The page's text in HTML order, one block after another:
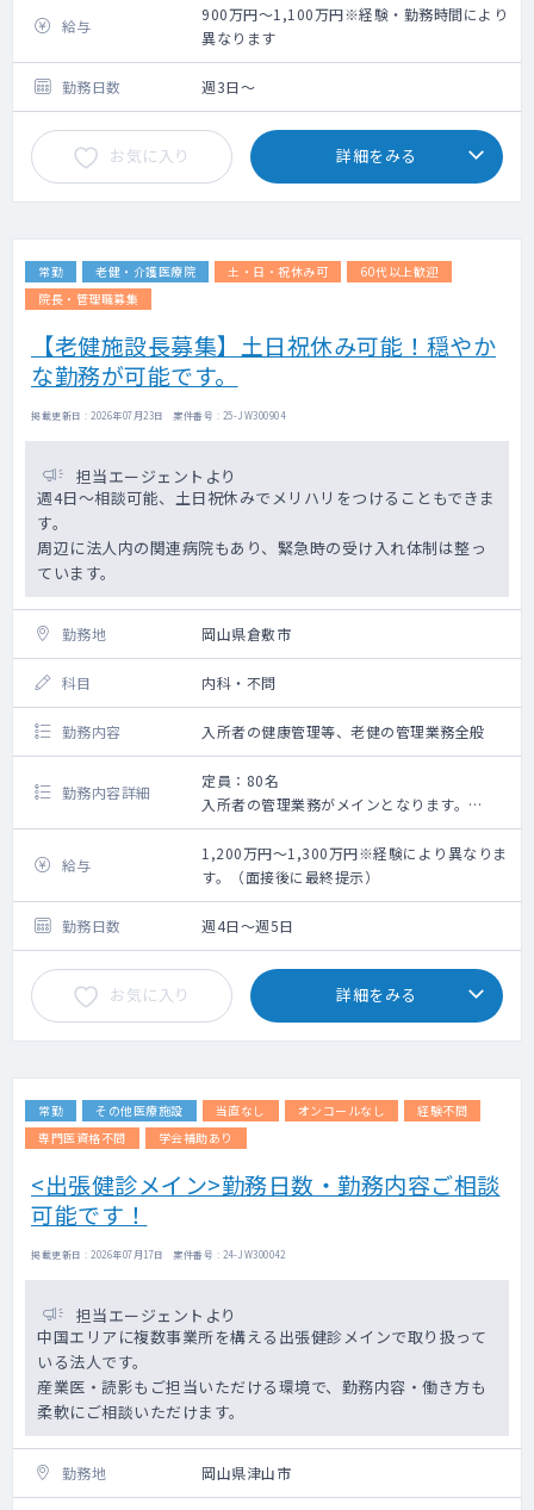
■外来 ：担当コマ数 2コマ程度/週、外
来数 100人/日※週1コマでも相談可
■病棟 ：受け持ち患者数 40人程度（相
談により決定）
■訪問診療：ご希望いただける場合はご相談
の上お願いしたい意向です。
体制：看護師との2名体制（運転は看護師にお
任せいただくこともできます）
距離に集結しております。
ます！
■設備 ：CT室、心電図、内視鏡
■当直 ：1名体制 手当4万円/回
給与
900万円～1,100万円※経験・勤務時間により
異なります
勤務日数 週3日～
お気に入り 詳細をみる
常勤 老健・介護医療院 土・日・祝休み可
60代以上歓迎
院長・管理職募集
【老健施設長募集】土日祝休み可能！穏やか
な勤務が可能です。
掲載更新日 : 2026年07月23日 案件番号 : 25-JW300904
担当エージェントより
週4日～相談可能、土日祝休みでメリハリをつけることもできま
す。
周辺に法人内の関連病院もあり、緊急時の受け入れ体制は整っ
ています。
勤務地 岡山県倉敷市
科目 内科・不問
勤務内容 入所者の健康管理等、老健の管理業務全般
勤務内容詳細
定員：80名
入所者の管理業務がメインとなります。
▼当直：応相談（月1回～）
▼オンコール：有（急変時対応）
給与
1,200万円～1,300万円※経験により異なりま
す。（面接後に最終提示）
勤務日数 週4日～週5日
お気に入り 詳細をみる
常勤 その他医療施設 当直なし オンコールなし
経験不問
専門医資格不問
学会補助あり
<出張健診メイン>勤務日数・勤務内容ご相談
可能です！
掲載更新日 : 2026年07月17日 案件番号 : 24-JW300042
担当エージェントより
中国エリアに複数事業所を構える出張健診メインで取り扱って
いる法人です。
産業医・読影もご担当いただける環境で、勤務内容・働き方も
柔軟にご相談いただけます。
勤務地 岡山県津山市